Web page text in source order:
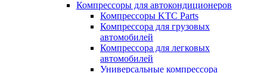
Компрессоры для автокондиционеров
Компрессоры KTC Parts
Компрессора для грузовых
автомобилей
Компрессора для легковых
автомобилей
Универсальные компрессора